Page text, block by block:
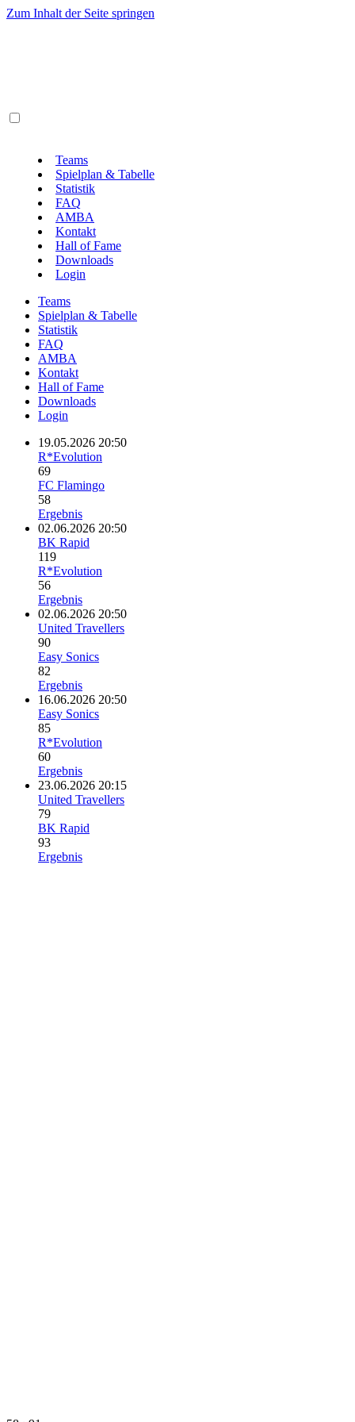
Zum Inhalt der Seite springen
Teams
Spielplan & Tabelle
Statistik
FAQ
AMBA
Kontakt
Hall of Fame
Downloads
Login
Teams
Spielplan & Tabelle
Statistik
FAQ
AMBA
Kontakt
Hall of Fame
Downloads
Login
19.05.2026 20:50
R*Evolution
69
FC Flamingo
58
Ergebnis
02.06.2026 20:50
BK Rapid
119
R*Evolution
56
Ergebnis
02.06.2026 20:50
United Travellers
90
Easy Sonics
82
Ergebnis
16.06.2026 20:50
Easy Sonics
85
R*Evolution
60
Ergebnis
23.06.2026 20:15
United Travellers
79
BK Rapid
93
Ergebnis